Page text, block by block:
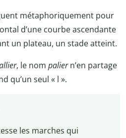
métaphoriquement pour
d’une courbe ascendante
un plateau, un stade atteint.
, le nom paliern’en partage
qu’un seul « l ».
les marches qui